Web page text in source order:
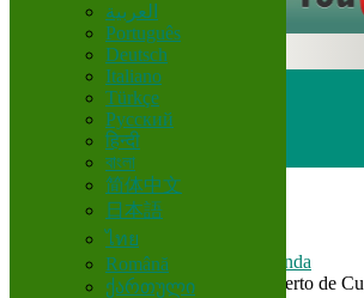
العربية
Português
Deutsch
Italiano
Türkçe
Русский
हिन्दी
বাংলা
简体中文
日本語
ไทย
Română
ქართული
Brasil
Corretor
Casas e Apartamentos para venda
Todos Anúncios em 200 km perto de